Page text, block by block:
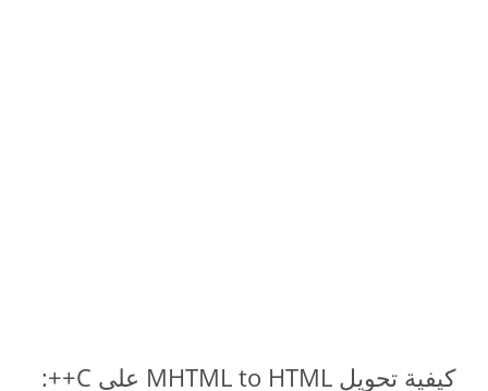
كيفية تحويل MHTML to HTML على C++: